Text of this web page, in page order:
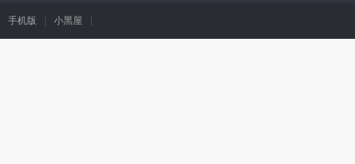
手机版 小黑屋